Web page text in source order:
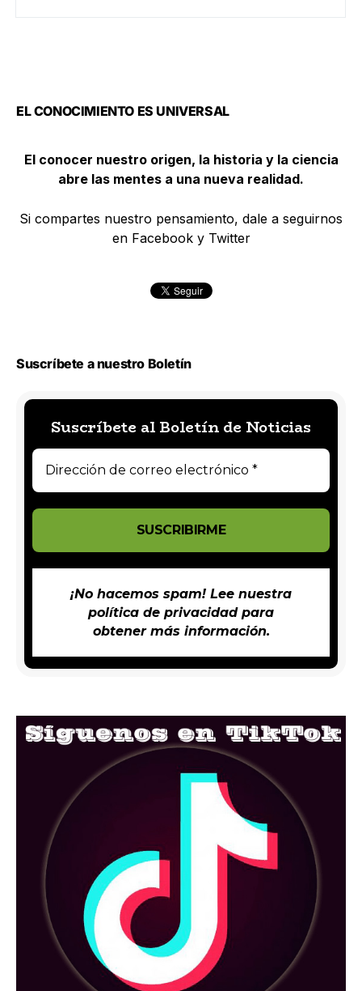
EL CONOCIMIENTO ES UNIVERSAL
El conocer nuestro origen, la historia y la ciencia
abre las mentes a una nueva realidad.
Si compartes nuestro pensamiento, dale a seguirnos
en Facebook y Twitter
Suscríbete a nuestro Boletín
Suscríbete al Boletín de Noticias
¡No hacemos spam! Lee nuestra
política de privacidadpara
obtener más información.